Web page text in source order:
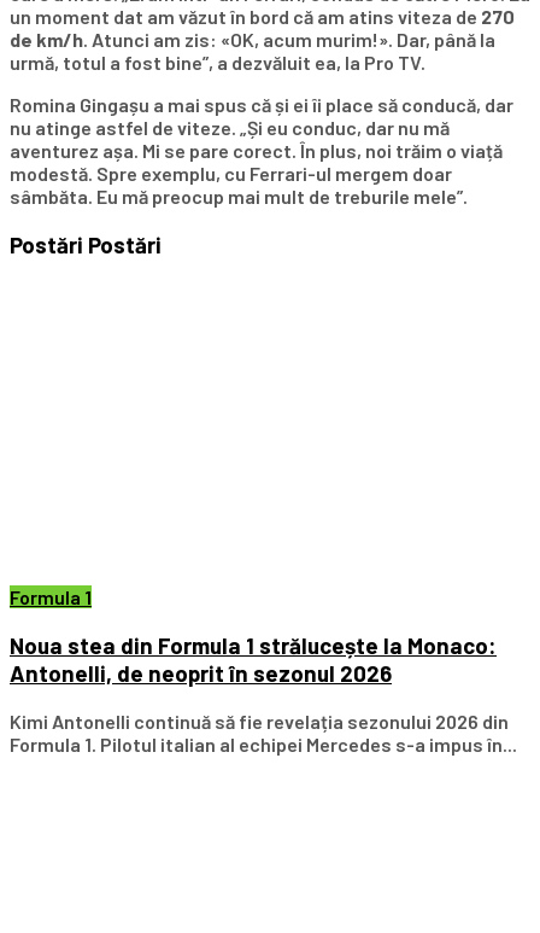
un moment dat am văzut în bord că am atins viteza de 270
de km/h. Atunci am zis: «OK, acum murim!». Dar, până la
urmă, totul a fost bine”, a dezvăluit ea, la Pro TV.
Romina Gingașu a mai spus că și ei îi place să conducă, dar
nu atinge astfel de viteze. „Și eu conduc, dar nu mă
aventurez așa. Mi se pare corect. În plus, noi trăim o viață
modestă. Spre exemplu, cu Ferrari-ul mergem doar
sâmbăta. Eu mă preocup mai mult de treburile mele”.
Postări Postări
Formula 1
Noua stea din Formula 1 strălucește la Monaco:
Antonelli, de neoprit în sezonul 2026
Kimi Antonelli continuă să fie revelația sezonului 2026 din
Formula 1. Pilotul italian al echipei Mercedes s-a impus în...